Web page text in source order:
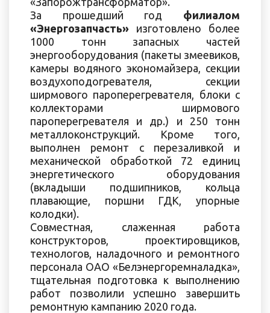
За прошедший год
филиалом
«Энергозапчасть» изготовлено более
1000 тонн запасных частей
энергооборудования (пакеты змеевиков,
камеры водяного экономайзера, секции
воздухоподогревателя, секции
ширмового пароперегревателя, блоки с
коллекторами ширмового
пароперегревателя и др.) и 250 тонн
металлоконструкций. Кроме того,
выполнен ремонт с перезаливкой и
механической обработкой 72 единиц
энергетического оборудования
(вкладыши подшипников, кольца
плавающие, поршни ГДК, упорные
колодки).
Совместная, слаженная работа
конструкторов, проектировщиков,
технологов, наладочного и ремонтного
персонала ОАО «Белэнергоремналадка»,
тщательная подготовка к выполнению
работ позволили успешно завершить
ремонтную кампанию 2020 года.